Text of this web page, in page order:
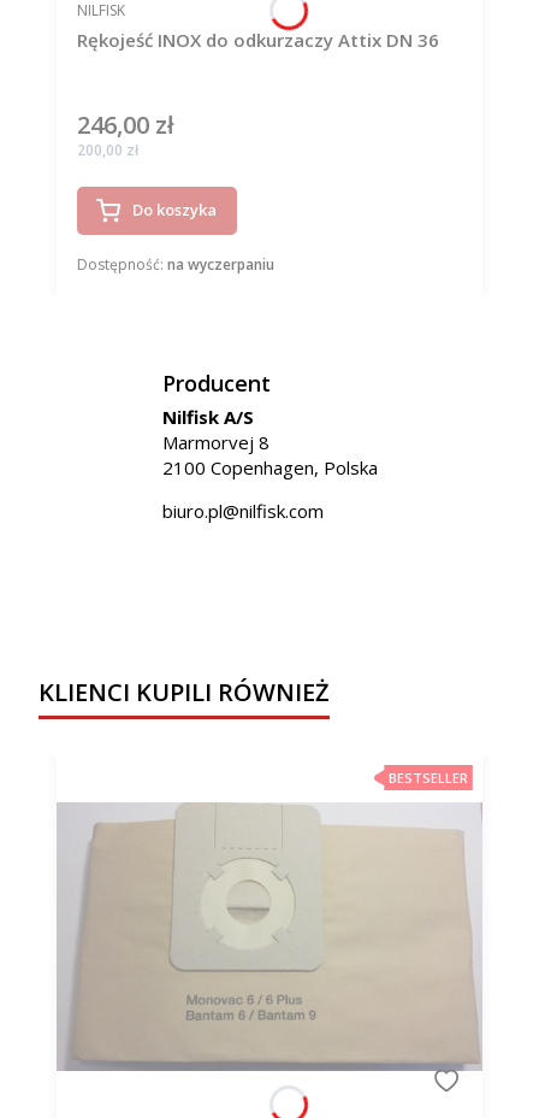
Rękojeść INOX do odkurzaczy Attix DN 36
PRODUCENT
NILFISK
Cena
246,00 zł
Cena
200,00 zł
Do koszyka
Dostępność: na wyczerpaniu
Producent
Nilfisk A/S
Marmorvej 8
2100 Copenhagen, Polska
biuro.pl@nilfisk.com
KLIENCI KUPILI RÓWNIEŻ
BESTSELLER